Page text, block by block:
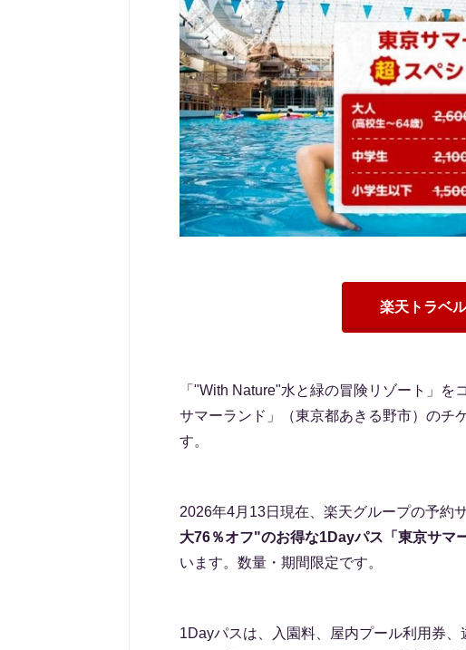
楽天トラベ
「"With Nature"水と緑の冒険リゾート」
サマーランド」（東京都あきる野市）のチ
す。
2026年4月13日現在、楽天グループの予約
大76％オフ"のお得な1Dayパス「東京サマ
います。数量・期間限定です。
1Dayパスは、入園料、屋内プール利用券